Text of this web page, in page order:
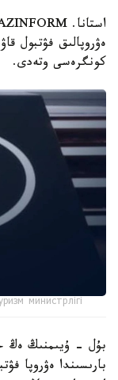
كونگرەسى وتەدى.
министрлігі
بۇل - ۇيىمنىڭ ەڭ
بارىسىندا ەۋروپا